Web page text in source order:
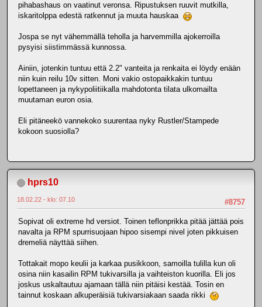
pihabashaus on vaatinut veronsa. Ripustuksen ruuvit mutkilla,
iskaritolppa edestä ratkennut ja muuta hauskaa
Jospa se nyt vähemmällä teholla ja harvemmilla ajokerroilla
pysyisi siistimmässä kunnossa.
Ainiin, jotenkin tuntuu että 2.2" vanteita ja renkaita ei löydy enään
niin kuin reilu 10v sitten. Moni vakio ostopaikkakin tuntuu
lopettaneen ja nykypoliitiikalla mahdotonta tilata ulkomailta
muutaman euron osia.
Eli pitäneekö vannekoko suurentaa nyky Rustler/Stampede
kokoon suosiolla?
hprs10
#8757
18.02.22 - klo: 07.10
Sopivat oli extreme hd versiot. Toinen teflonprikka pitää jättää pois
navalta ja RPM spurrisuojaan hipoo sisempi nivel joten pikkuisen
dremeliä näyttää siihen.
Tottakait mopo keulii ja karkaa pusikkoon, samoilla tulilla kun oli
osina niin kasailin RPM tukivarsilla ja vaihteiston kuorilla. Eli jos
joskus uskaltautuu ajamaan tällä niin pitäisi kestää. Tosin en
tainnut koskaan alkuperäisiä tukivarsiakaan saada rikki